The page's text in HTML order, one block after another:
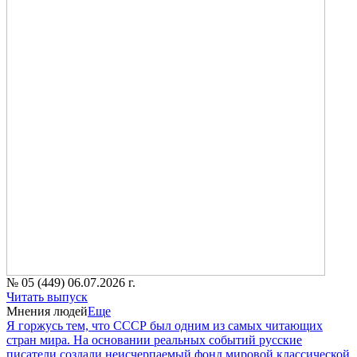
№ 05 (449) 06.07.2026 г.
Читать выпуск
Мнения людейЕще
Я горжусь тем, что СССР был одним из самых читающих
стран мира. На основании реальных событий русские